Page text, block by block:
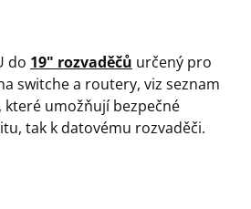
do 19" rozvaděčů určený pro
switche a routery, viz seznam
které umožňují bezpečné
tak k datovému rozvaděči.